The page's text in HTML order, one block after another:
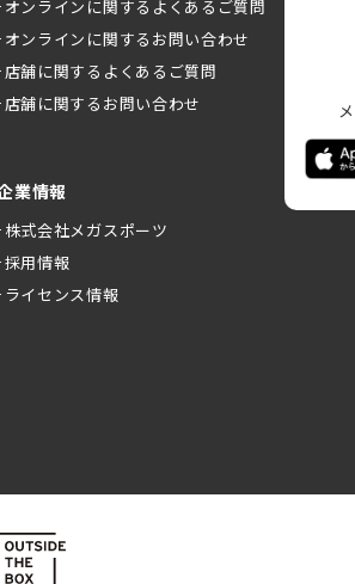
オンラインに関するよくあるご質問
オンラインに関するお問い合わせ
店舗に関するよくあるご質問
店舗に関するお問い合わせ
業情報
株式会社メガスポーツ
採用情報
ライセンス情報